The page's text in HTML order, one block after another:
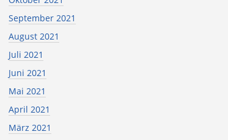
September 2021
August 2021
Juli 2021
Juni 2021
Mai 2021
April 2021
März 2021